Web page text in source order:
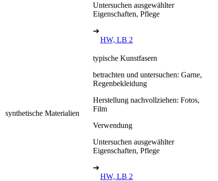
Untersuchen ausgewählter
Eigenschaften, Pflege
➔
HW, LB 2
synthetische Materialien
typische Kunstfasern
betrachten und untersuchen: Garne,
Regenbekleidung
Herstellung nachvollziehen: Fotos,
Film
Verwendung
Untersuchen ausgewählter
Eigenschaften, Pflege
➔
HW, LB 2